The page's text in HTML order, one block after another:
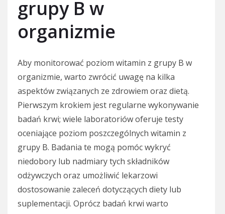
grupy B w
organizmie
Aby monitorować poziom witamin z grupy B w
organizmie, warto zwrócić uwagę na kilka
aspektów związanych ze zdrowiem oraz dietą.
Pierwszym krokiem jest regularne wykonywanie
badań krwi; wiele laboratoriów oferuje testy
oceniające poziom poszczególnych witamin z
grupy B. Badania te mogą pomóc wykryć
niedobory lub nadmiary tych składników
odżywczych oraz umożliwić lekarzowi
dostosowanie zaleceń dotyczących diety lub
suplementacji. Oprócz badań krwi warto